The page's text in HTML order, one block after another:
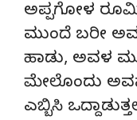
ಅಪ್ಪಗೋಳ
ಮುಂದೆ ಬರೀ
ಹಾಡು, ಅವಳ
ಮೇಲೊಂದು
ಎಬ್ಬಿಸಿ